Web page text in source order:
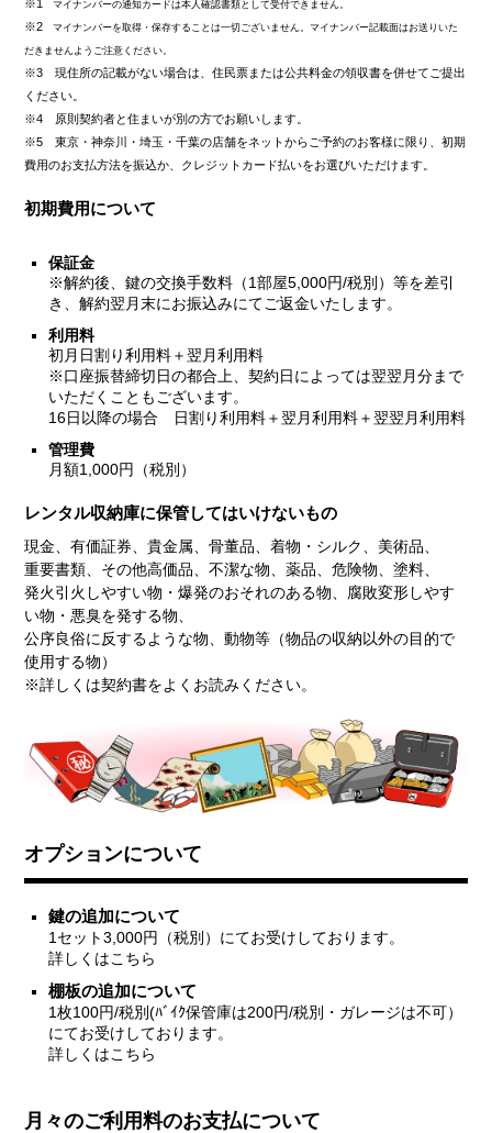
※1 マイナンバーの通知カードは本人確認書類として受付できません。
※2 マイナンバーを取得・保存することは一切ございません。マイナンバー記載面はお送りいた
だきませんようご注意ください。
※3 現住所の記載がない場合は、住民票または公共料金の領収書を併せてご提出
ください。
※4 原則契約者と住まいが別の方でお願いします。
※5 東京・神奈川・埼玉・千葉の店舗をネットからご予約のお客様に限り、初期
費用のお支払方法を振込か、クレジットカード払いをお選びいただけます。
初期費用について
保証金
※解約後、鍵の交換手数料（1部屋5,000円/税別）等を差引
き、解約翌月末にお振込みにてご返金いたします。
利用料
初月日割り利用料＋翌月利用料
※口座振替締切日の都合上、契約日によっては翌翌月分まで
いただくこともございます。
16日以降の場合 日割り利用料＋翌月利用料＋翌翌月利用料
管理費
月額1,000円（税別）
レンタル収納庫に保管してはいけないもの
現金、有価証券、貴金属、骨董品、着物・シルク、美術品、
重要書類、その他高価品、不潔な物、薬品、危険物、塗料、
発火引火しやすい物・爆発のおそれのある物、腐敗変形しやす
い物・悪臭を発する物、
公序良俗に反するような物、動物等（物品の収納以外の目的で
使用する物）
※詳しくは契約書をよくお読みください。
オプションについて
鍵の追加について
1セット3,000円（税別）にてお受けしております。
詳しくはこちら
棚板の追加について
1枚100円/税別(ﾊﾞｲｸ保管庫は200円/税別・ガレージは不可）
にてお受けしております。
詳しくはこちら
月々のご利用料のお支払について